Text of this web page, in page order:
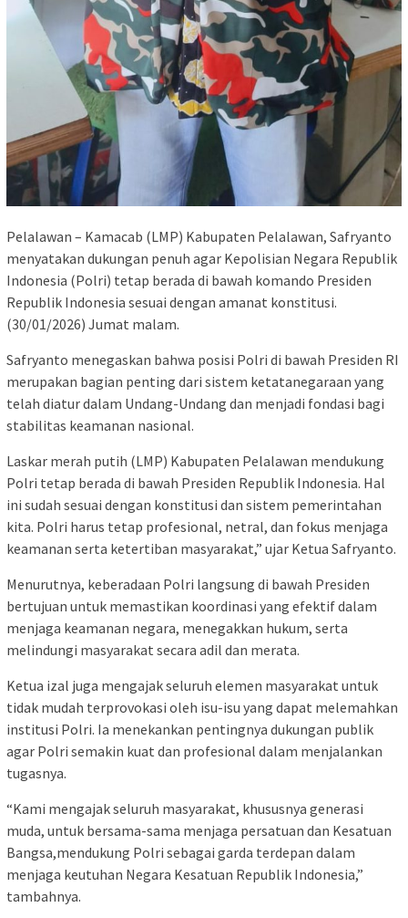
Pelalawan – Kamacab (LMP) Kabupaten Pelalawan, Safryanto
menyatakan dukungan penuh agar Kepolisian Negara Republik
Indonesia (Polri) tetap berada di bawah komando Presiden
Republik Indonesia sesuai dengan amanat konstitusi.
(30/01/2026) Jumat malam.
Safryanto menegaskan bahwa posisi Polri di bawah Presiden RI
merupakan bagian penting dari sistem ketatanegaraan yang
telah diatur dalam Undang-Undang dan menjadi fondasi bagi
stabilitas keamanan nasional.
Laskar merah putih (LMP) Kabupaten Pelalawan mendukung
Polri tetap berada di bawah Presiden Republik Indonesia. Hal
ini sudah sesuai dengan konstitusi dan sistem pemerintahan
kita. Polri harus tetap profesional, netral, dan fokus menjaga
keamanan serta ketertiban masyarakat,” ujar Ketua Safryanto.
Menurutnya, keberadaan Polri langsung di bawah Presiden
bertujuan untuk memastikan koordinasi yang efektif dalam
menjaga keamanan negara, menegakkan hukum, serta
melindungi masyarakat secara adil dan merata.
Ketua izal juga mengajak seluruh elemen masyarakat untuk
tidak mudah terprovokasi oleh isu-isu yang dapat melemahkan
institusi Polri. Ia menekankan pentingnya dukungan publik
agar Polri semakin kuat dan profesional dalam menjalankan
tugasnya.
“Kami mengajak seluruh masyarakat, khususnya generasi
muda, untuk bersama-sama menjaga persatuan dan Kesatuan
Bangsa,mendukung Polri sebagai garda terdepan dalam
menjaga keutuhan Negara Kesatuan Republik Indonesia,”
tambahnya.